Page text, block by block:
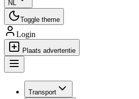
NL
Toggle theme
Login
Plaats advertentie
Transport